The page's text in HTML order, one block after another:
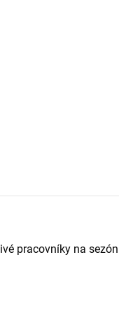
pracovníky na